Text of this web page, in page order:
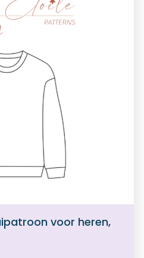
voor heren,